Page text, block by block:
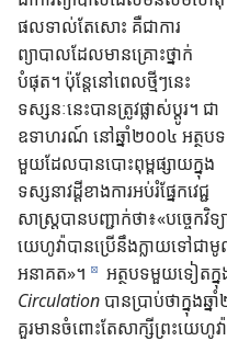
ផល​ទាល់​តែ​សោះ គឺ​ជា​ការ​
ព្យាបាល​ដែល​មាន​គ្រោះ​ថ្នាក់​
បំផុត។ ប៉ុន្តែ​នៅ​ពេល​ថ្មីៗនេះ
ទស្សនៈ​នេះ​បាន​ត្រូវ​ផ្លាស់​ប្ដូរ។ ជា​
ឧទាហរណ៍ នៅ​ឆ្នាំ​២០០៤ អត្ថបទ​
មួយ​ដែល​បាន​បោះ​ពុម្ព​ផ្សាយ​ក្នុង​
ទស្សនាវដ្ដី​ខាង​ការ​អប់រំ​ផ្នែក​វេជ្ជ
សាស្ត្រ​បាន​បញ្ជាក់​ថា៖«បច្ចេកវិ
យេហូវ៉ា​បាន​ប្រើ​នឹង​ក្លាយ​ទៅ​ជា​មូល
អនាគត»។ d អត្ថបទ​មួយ​ទៀត​ក្នុ
Circulationបាន​ប្រាប់​ថា​ក្នុង​ឆ្
គួរ​មាន​ចំពោះ​តែ​សាក្សី​ព្រះ​យេហូវ៉